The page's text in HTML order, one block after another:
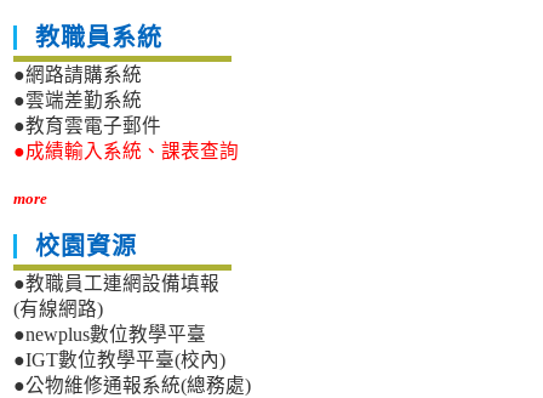
教職員系統
●網路請購系統
●雲端差勤系統
●教育雲電子郵件
●成績輸入系統、課表查詢
more
校園資源
●教職員工連網設備填報
(有線網路)
●newplus數位教學平臺
●IGT數位教學平臺(校內)
●公物維修通報系統(總務處)